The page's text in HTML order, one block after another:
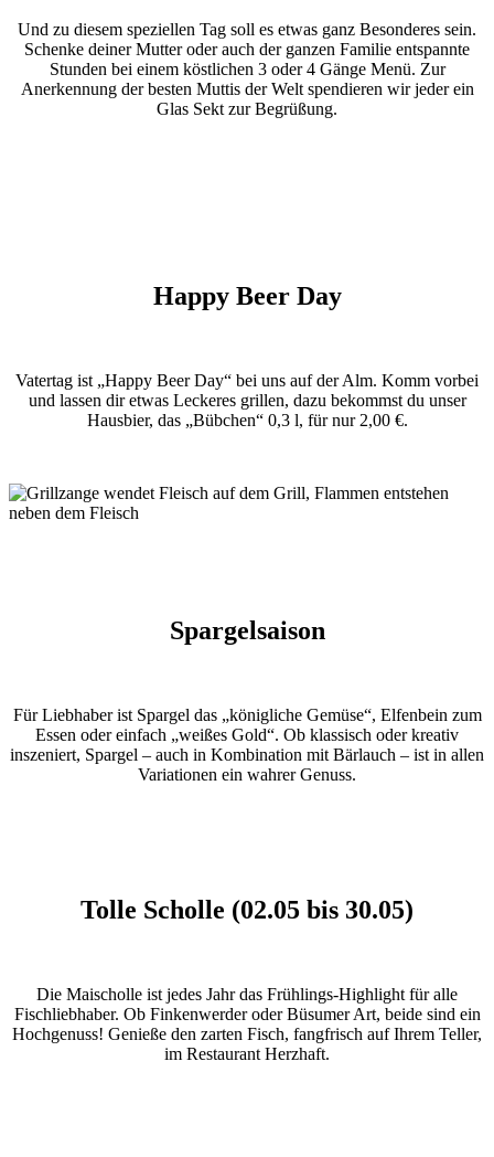
Und zu diesem speziellen Tag soll es etwas ganz Besonderes sein.
Schenke deiner Mutter oder auch der ganzen Familie entspannte
Stunden bei einem köstlichen 3 oder 4 Gänge Menü. Zur
Anerkennung der besten Muttis der Welt spendieren wir jeder ein
Glas Sekt zur Begrüßung.
Happy Beer Day
Vatertag ist „Happy Beer Day“ bei uns auf der Alm. Komm vorbei
und lassen dir etwas Leckeres grillen, dazu bekommst du unser
Hausbier, das „Bübchen“ 0,3 l, für nur 2,00 €.
Spargelsaison
Für Liebhaber ist Spargel das „königliche Gemüse“, Elfenbein zum
Essen oder einfach „weißes Gold“. Ob klassisch oder kreativ
inszeniert, Spargel – auch in Kombination mit Bärlauch – ist in allen
Variationen ein wahrer Genuss.
Tolle Scholle (02.05 bis 30.05)
Die Maischolle ist jedes Jahr das Frühlings-Highlight für alle
Fischliebhaber. Ob Finkenwerder oder Büsumer Art, beide sind ein
Hochgenuss! Genieße den zarten Fisch, fangfrisch auf Ihrem Teller,
im Restaurant Herzhaft.